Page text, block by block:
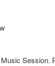
Session.